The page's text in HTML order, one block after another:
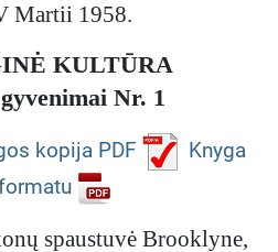
Martii 1958.
KULTŪRA
Nr. 1
kopija PDF
Knyga
spaustuvė Brooklyne,